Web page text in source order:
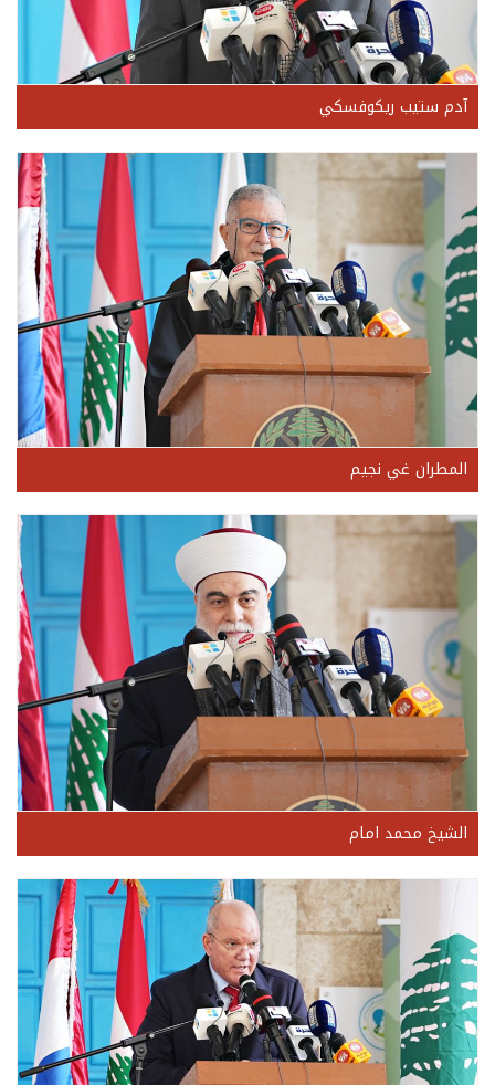
آدم ستيب ريكوفسكي
المطران غي نجيم
الشيخ محمد امام